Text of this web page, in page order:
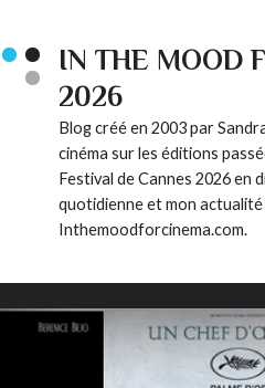
IN THE MOOD
2026
Blog créé en 2003 par
cinéma sur les éditions
Festival de Cannes 2026 en
quotidienne et mon
Inthemoodforcinema.com.